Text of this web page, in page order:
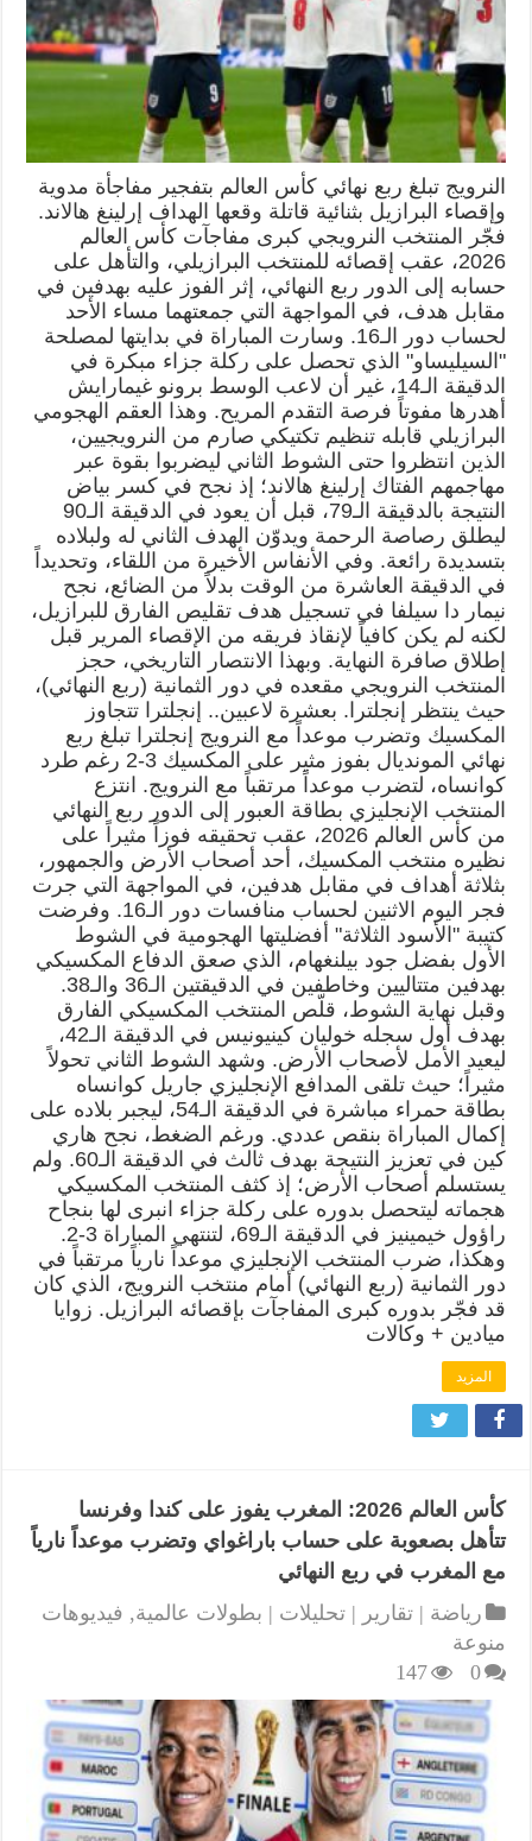
النرويج تبلغ ربع نهائي كأس العالم بتفجير مفاجأة مدوية
وإقصاء البرازيل بثنائية قاتلة وقعها الهداف إرلينغ هالاند.
فجّر المنتخب النرويجي كبرى مفاجآت كأس العالم
2026، عقب إقصائه للمنتخب البرازيلي، والتأهل على
حسابه إلى الدور ربع النهائي، إثر الفوز عليه بهدفين في
مقابل هدف، في المواجهة التي جمعتهما مساء الأحد
لحساب دور الـ16. وسارت المباراة في بدايتها لمصلحة
"السيليساو" الذي تحصل على ركلة جزاء مبكرة في
الدقيقة الـ14، غير أن لاعب الوسط برونو غيمارايش
أهدرها مفوتاً فرصة التقدم المريح. وهذا العقم الهجومي
البرازيلي قابله تنظيم تكتيكي صارم من النرويجيين،
الذين انتظروا حتى الشوط الثاني ليضربوا بقوة عبر
مهاجمهم الفتاك إرلينغ هالاند؛ إذ نجح في كسر بياض
النتيجة بالدقيقة الـ79، قبل أن يعود في الدقيقة الـ90
ليطلق رصاصة الرحمة ويدوّن الهدف الثاني له ولبلاده
بتسديدة رائعة. وفي الأنفاس الأخيرة من اللقاء، وتحديداً
في الدقيقة العاشرة من الوقت بدلاً من الضائع، نجح
نيمار دا سيلفا في تسجيل هدف تقليص الفارق للبرازيل،
لكنه لم يكن كافياً لإنقاذ فريقه من الإقصاء المرير قبل
إطلاق صافرة النهاية. وبهذا الانتصار التاريخي، حجز
المنتخب النرويجي مقعده في دور الثمانية (ربع النهائي)،
حيث ينتظر إنجلترا. بعشرة لاعبين.. إنجلترا تتجاوز
المكسيك وتضرب موعداً مع النرويج إنجلترا تبلغ ربع
نهائي المونديال بفوز مثير على المكسيك 3-2 رغم طرد
كوانساه، لتضرب موعداً مرتقباً مع النرويج. انتزع
المنتخب الإنجليزي بطاقة العبور إلى الدور ربع النهائي
من كأس العالم 2026، عقب تحقيقه فوزاً مثيراً على
نظيره منتخب المكسيك، أحد أصحاب الأرض والجمهور،
بثلاثة أهداف في مقابل هدفين، في المواجهة التي جرت
فجر اليوم الاثنين لحساب منافسات دور الـ16. وفرضت
كتيبة "الأسود الثلاثة" أفضليتها الهجومية في الشوط
الأول بفضل جود بيلنغهام، الذي صعق الدفاع المكسيكي
بهدفين متتاليين وخاطفين في الدقيقتين الـ36 والـ38.
وقبل نهاية الشوط، قلّص المنتخب المكسيكي الفارق
بهدف أول سجله خوليان كينيونيس في الدقيقة الـ42،
ليعيد الأمل لأصحاب الأرض. وشهد الشوط الثاني تحولاً
مثيراً؛ حيث تلقى المدافع الإنجليزي جاريل كوانساه
بطاقة حمراء مباشرة في الدقيقة الـ54، ليجبر بلاده على
إكمال المباراة بنقص عددي. ورغم الضغط، نجح هاري
كين في تعزيز النتيجة بهدف ثالث في الدقيقة الـ60. ولم
يستسلم أصحاب الأرض؛ إذ كثف المنتخب المكسيكي
هجماته ليتحصل بدوره على ركلة جزاء انبرى لها بنجاح
راؤول خيمينيز في الدقيقة الـ69، لتنتهي المباراة 3-2.
وهكذا، ضرب المنتخب الإنجليزي موعداً نارياً مرتقباً في
دور الثمانية (ربع النهائي) أمام منتخب النرويج، الذي كان
قد فجّر بدوره كبرى المفاجآت بإقصائه البرازيل. زوايا
ميادين + وكالات
المزيد
كأس العالم 2026: المغرب يفوز على كندا وفرنسا
تتأهل بصعوبة على حساب باراغواي وتضرب موعداً نارياً
مع المغرب في ربع النهائي
رياضة | تقارير | تحليلات | بطولات عالمية, فيديوهات
منوعة
0
147